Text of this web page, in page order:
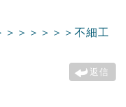
＞＞＞＞＞不細工
返信